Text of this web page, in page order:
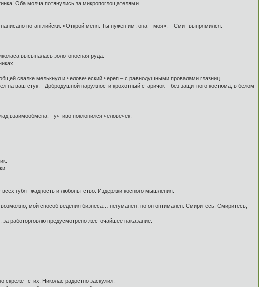
Оба молча потянулись за микропоглощателями.
по-английски: «Открой меня. Ты нужен им, она – моя». – Смит выпрямился. -
высыпалась золотоносная руда.
свалке мелькнул и человеческий череп – с равнодушными провалами глазниц.
на ваш стук. - Добродушной наружности крохотный старичок – без защитного костюма, в белом
взаимообмена, - учтиво поклонился человечек.
губят жадность и любопытство. Издержки косного мышления.
мой способ ведения бизнеса… негуманен, но он оптимален. Смиритесь. Смиритесь, -
работорговлю предусмотрено жесточайшее наказание.
стих. Николас радостно заскулил.